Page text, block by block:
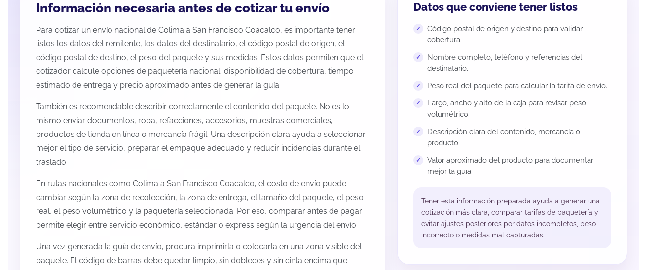
Información necesaria antes de cotizar tu envío
Para cotizar un envío nacional de Colima a San Francisco Coacalco, es importante tener
listos los datos del remitente, los datos del destinatario, el código postal de origen, el
código postal de destino, el peso del paquete y sus medidas. Estos datos permiten que el
cotizador calcule opciones de paquetería nacional, disponibilidad de cobertura, tiempo
estimado de entrega y precio aproximado antes de generar la guía.
También es recomendable describir correctamente el contenido del paquete. No es lo
mismo enviar documentos, ropa, refacciones, accesorios, muestras comerciales,
productos de tienda en línea o mercancía frágil. Una descripción clara ayuda a seleccionar
mejor el tipo de servicio, preparar el empaque adecuado y reducir incidencias durante el
traslado.
En rutas nacionales como Colima a San Francisco Coacalco, el costo de envío puede
cambiar según la zona de recolección, la zona de entrega, el tamaño del paquete, el peso
real, el peso volumétrico y la paquetería seleccionada. Por eso, comparar antes de pagar
permite elegir entre servicio económico, estándar o express según la urgencia del envío.
Una vez generada la guía de envío, procura imprimirla o colocarla en una zona visible del
paquete. El código de barras debe quedar limpio, sin dobleces y sin cinta encima que
Datos que conviene tener listos
Código postal de origen y destino para validar
cobertura.
Nombre completo, teléfono y referencias del
destinatario.
Peso real del paquete para calcular la tarifa de envío.
Largo, ancho y alto de la caja para revisar peso
volumétrico.
Descripción clara del contenido, mercancía o
producto.
Valor aproximado del producto para documentar
mejor la guía.
Tener esta información preparada ayuda a generar una
cotización más clara, comparar tarifas de paquetería y
evitar ajustes posteriores por datos incompletos, peso
incorrecto o medidas mal capturadas.